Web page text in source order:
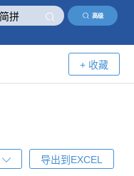
高级
+ 收藏
导出到EXCEL